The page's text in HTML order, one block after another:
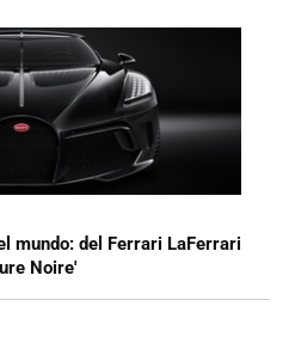
mundo: del Ferrari LaFerrari
Noire'